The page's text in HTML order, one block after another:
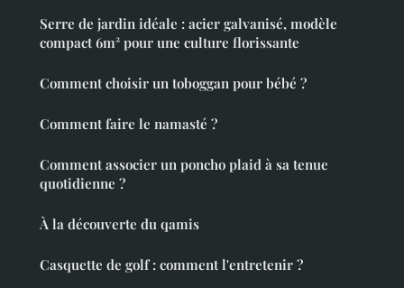
Serre de jardin idéale : acier galvanisé, modèle
compact 6m² pour une culture florissante
Comment choisir un toboggan pour bébé ?
Comment faire le namasté ?
Comment associer un poncho plaid à sa tenue
quotidienne ?
À la découverte du qamis
Casquette de golf : comment l'entretenir ?